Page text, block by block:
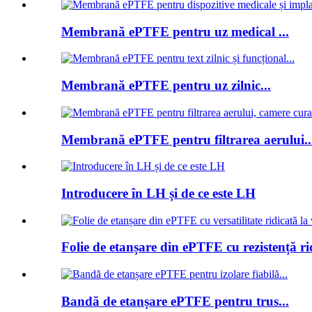
Membrană ePTFE pentru uz medical ...
Membrană ePTFE pentru uz zilnic...
Membrană ePTFE pentru filtrarea
Introducere în LH și de ce este LH
Folie de etanșare din ePTFE cu rezistență
Bandă de etanșare ePTFE pentru trus...